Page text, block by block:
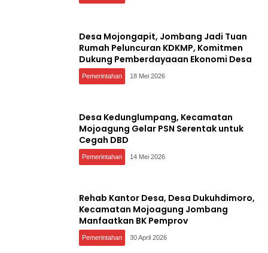
Desa Mojongapit, Jombang Jadi Tuan
Rumah Peluncuran KDKMP, Komitmen
Dukung Pemberdayaaan Ekonomi Desa
Pemerintahan 18 Mei 2026
Desa Kedunglumpang, Kecamatan
Mojoagung Gelar PSN Serentak untuk
Cegah DBD
Pemerintahan 14 Mei 2026
Rehab Kantor Desa, Desa Dukuhdimoro,
Kecamatan Mojoagung Jombang
Manfaatkan BK Pemprov
Pemerintahan 30 April 2026